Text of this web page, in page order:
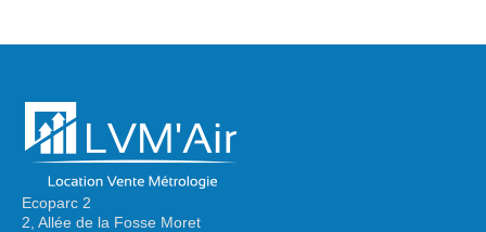
Ecoparc 2
2, Allée de la Fosse Moret